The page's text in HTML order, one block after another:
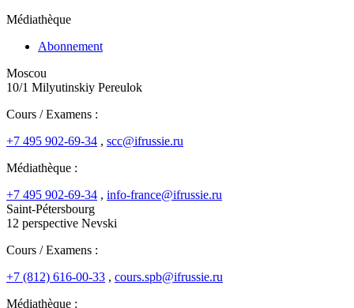
Médiathèque
Abonnement
Moscou
10/1 Milyutinskiy Pereulok
Cours / Examens :
+7 495 902-69-34 , scc@ifrussie.ru
Médiathèque :
+7 495 902-69-34 , info-france@ifrussie.ru
Saint-Pétersbourg
12 perspective Nevski
Cours / Examens :
+7 (812) 616-00-33 , cours.spb@ifrussie.ru
Médiathèque :